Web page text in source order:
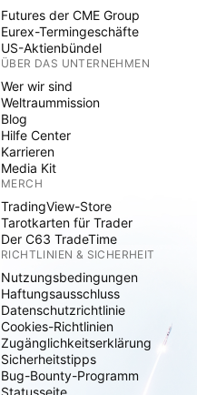
Futures der CME Group
Eurex-Termingeschäfte
US-Aktienbündel
ÜBER DAS UNTERNEHMEN
Wer wir sind
Weltraummission
Blog
Hilfe Center
Karrieren
Media Kit
MERCH
TradingView-Store
Tarotkarten für Trader
Der C63 TradeTime
RICHTLINIEN & SICHERHEIT
Nutzungsbedingungen
Haftungsausschluss
Datenschutzrichtlinie
Cookies-Richtlinien
Zugänglichkeitserklärung
Sicherheitstipps
Bug-Bounty-Programm
Statusseite